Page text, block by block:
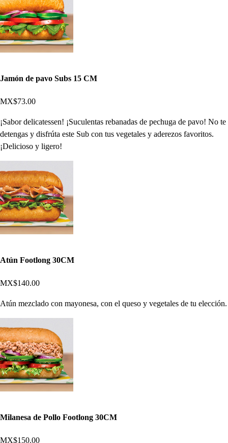
Jamón de pavo Subs 15 CM
MX$73.00
¡Sabor delicatessen! ¡Suculentas rebanadas de pechuga de pavo! No te
detengas y disfrúta este Sub con tus vegetales y aderezos favoritos.
¡Delicioso y ligero!
Atún Footlong 30CM
MX$140.00
Atún mezclado con mayonesa, con el queso y vegetales de tu elección.
Milanesa de Pollo Footlong 30CM
MX$150.00